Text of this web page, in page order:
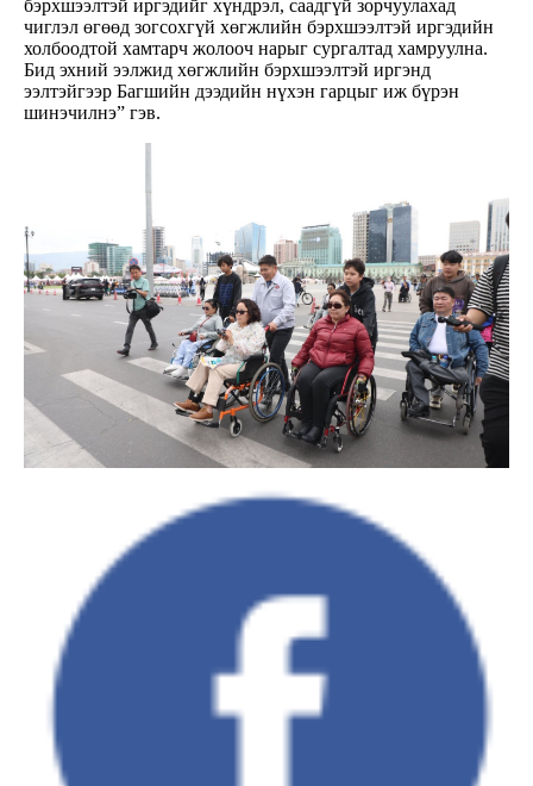
бэрхшээлтэй иргэдийг хүндрэл, саадгүй зорчуулахад
чиглэл өгөөд зогсохгүй хөгжлийн бэрхшээлтэй иргэдийн
холбоодтой хамтарч жолооч нарыг сургалтад хамруулна.
Бид эхний ээлжид хөгжлийн бэрхшээлтэй иргэнд
ээлтэйгээр Багшийн дээдийн нүхэн гарцыг иж бүрэн
шинэчилнэ” гэв.